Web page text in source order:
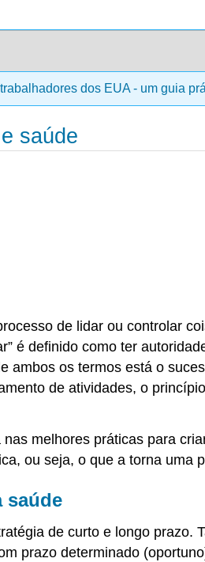
dos EUA - um guia
saúde
de lidar ou controlar
é definido como ter
os termos está o
de atividades, o
melhores práticas para
ou seja, o que a torna uma
saúde
de curto e longo prazo.
prazo determinado